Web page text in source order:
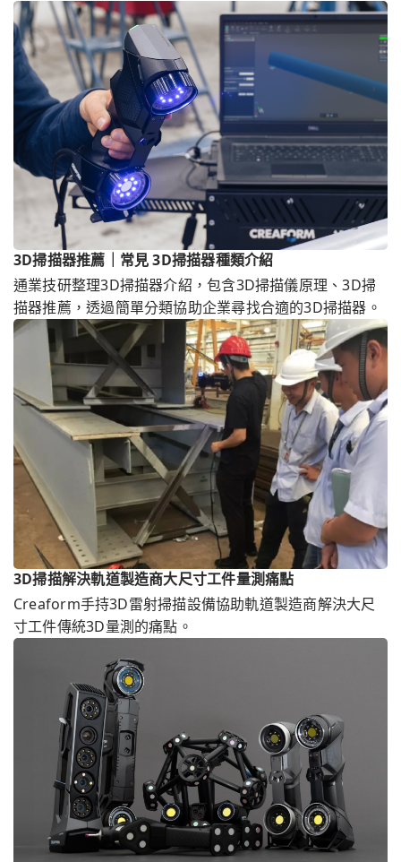
3D掃描器推薦｜常見 3D掃描器種類介紹
通業技研整理3D掃描器介紹，包含3D掃描儀原理、3D掃
描器推薦，透過簡單分類協助企業尋找合適的3D掃描器。
3D掃描解決軌道製造商大尺寸工件量測痛點
Creaform手持3D雷射掃描設備協助軌道製造商解決大尺
寸工件傳統3D量測的痛點。